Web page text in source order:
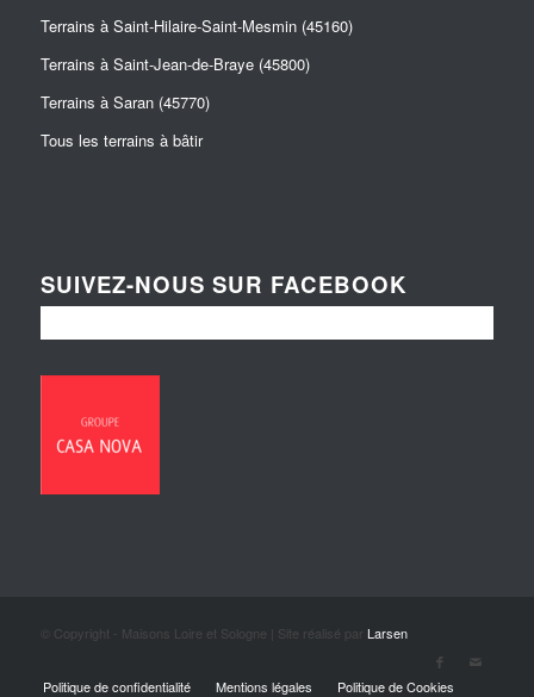
Terrains à Saint-Hilaire-Saint-Mesmin (45160)
Terrains à Saint-Jean-de-Braye (45800)
Terrains à Saran (45770)
Tous les terrains à bâtir
SUIVEZ-NOUS SUR FACEBOOK
© Copyright - Maisons Loire et Sologne | Site réalisé par Larsen
Politique de confidentialité Mentions légales Politique de Cookies